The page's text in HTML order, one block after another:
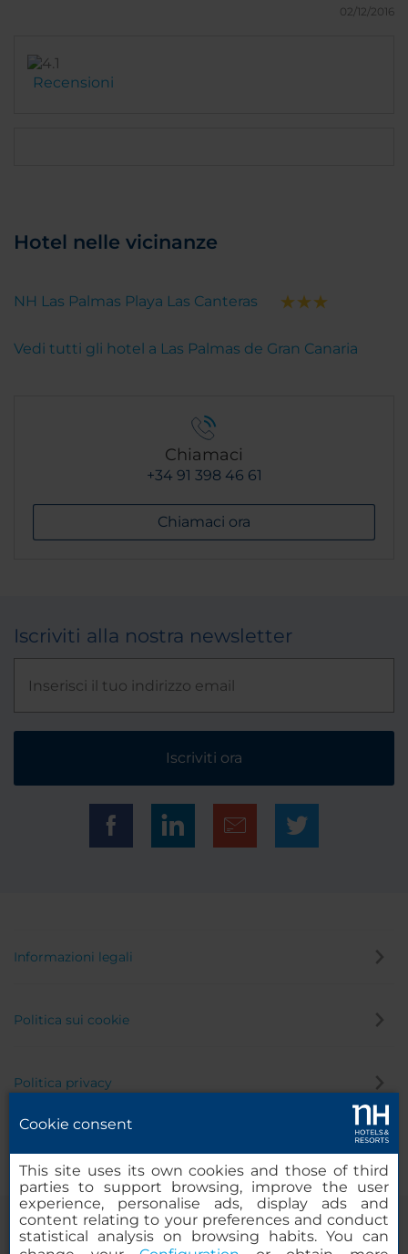
02/12/2016
Recensioni
Hotel nelle vicinanze
NH Las Palmas Playa Las Canteras
Vedi tutti gli hotel a Las Palmas de Gran Canaria
Chiamaci
+34 91 398 46 61
Chiamaci ora
Iscriviti alla nostra newsletter
Iscriviti ora
Informazioni legali
Politica sui cookie
Politica privacy
Cookie consent
This site uses its own cookies and those of third
parties to support browsing, improve the user
experience, personalise ads, display ads and
content relating to your preferences and conduct
statistical analysis on browsing habits. You can